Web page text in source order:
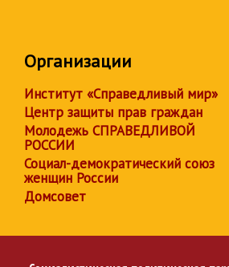
Организации
Институт «Справедливый мир»
Центр защиты прав граждан
Молодежь СПРАВЕДЛИВОЙ
РОССИИ
Социал-демократический союз
женщин России
Домсовет